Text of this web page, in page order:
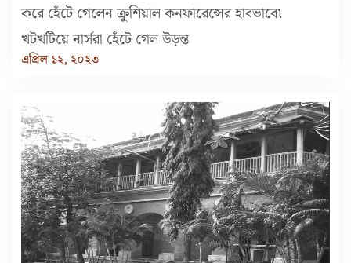
করে হেঁটে গেলেন ক্রুশিয়াল কনফারেন্সের হাবভাবে৷
খটখটিয়ে নার্সরা হেঁটে গেল উড়ন্ত
এপ্রিল ১২, ২০২৩